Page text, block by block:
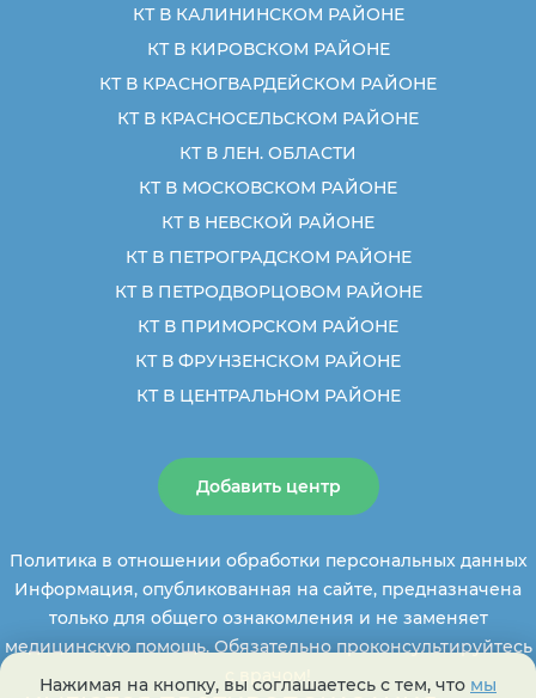
КТ В КАЛИНИНСКОМ РАЙОНЕ
КТ В КИРОВСКОМ РАЙОНЕ
КТ В КРАСНОГВАРДЕЙСКОМ РАЙОНЕ
КТ В КРАСНОСЕЛЬСКОМ РАЙОНЕ
КТ В ЛЕН. ОБЛАСТИ
КТ В МОСКОВСКОМ РАЙОНЕ
КТ В НЕВСКОЙ РАЙОНЕ
КТ В ПЕТРОГРАДСКОМ РАЙОНЕ
КТ В ПЕТРОДВОРЦОВОМ РАЙОНЕ
КТ В ПРИМОРСКОМ РАЙОНЕ
КТ В ФРУНЗЕНСКОМ РАЙОНЕ
КТ В ЦЕНТРАЛЬНОМ РАЙОНЕ
Добавить центр
Политика в отношении обработки персональных данных
Информация, опубликованная на сайте, предназначена
только для общего ознакомления и не заменяет
медицинскую помощь. Обязательно проконсультируйтесь
Нажимая на кнопку, вы соглашаетесь с тем, что мы